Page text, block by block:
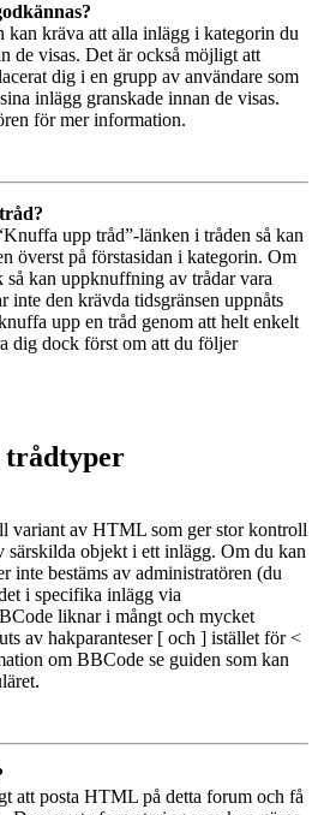
kan kräva att alla inlägg i kategorin du
de visas. Det är också möjligt att
dig i en grupp av användare som
inlägg granskade innan de visas.
för mer information.
upp tråd”-länken i tråden så kan
överst på förstasidan i kategorin. Om
så kan uppknuffning av trådar vara
inte den krävda tidsgränsen uppnåts
upp en tråd genom att helt enkelt
dig dock först om att du följer
trådtyper
variant av HTML som ger stor kontroll
särskilda objekt i ett inlägg. Om du kan
inte bestäms av administratören (du
i specifika inlägg via
liknar i mångt och mycket
av hakparanteser [ och ] istället för <
om BBCode se guiden som kan
att posta HTML på detta forum och få